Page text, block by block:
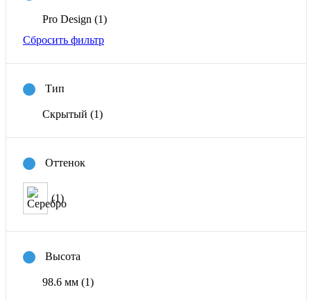
Pro Design (1)
Сбросить фильтр
Тип
Скрытый (1)
Оттенок
(1)
Высота
98.6 мм (1)